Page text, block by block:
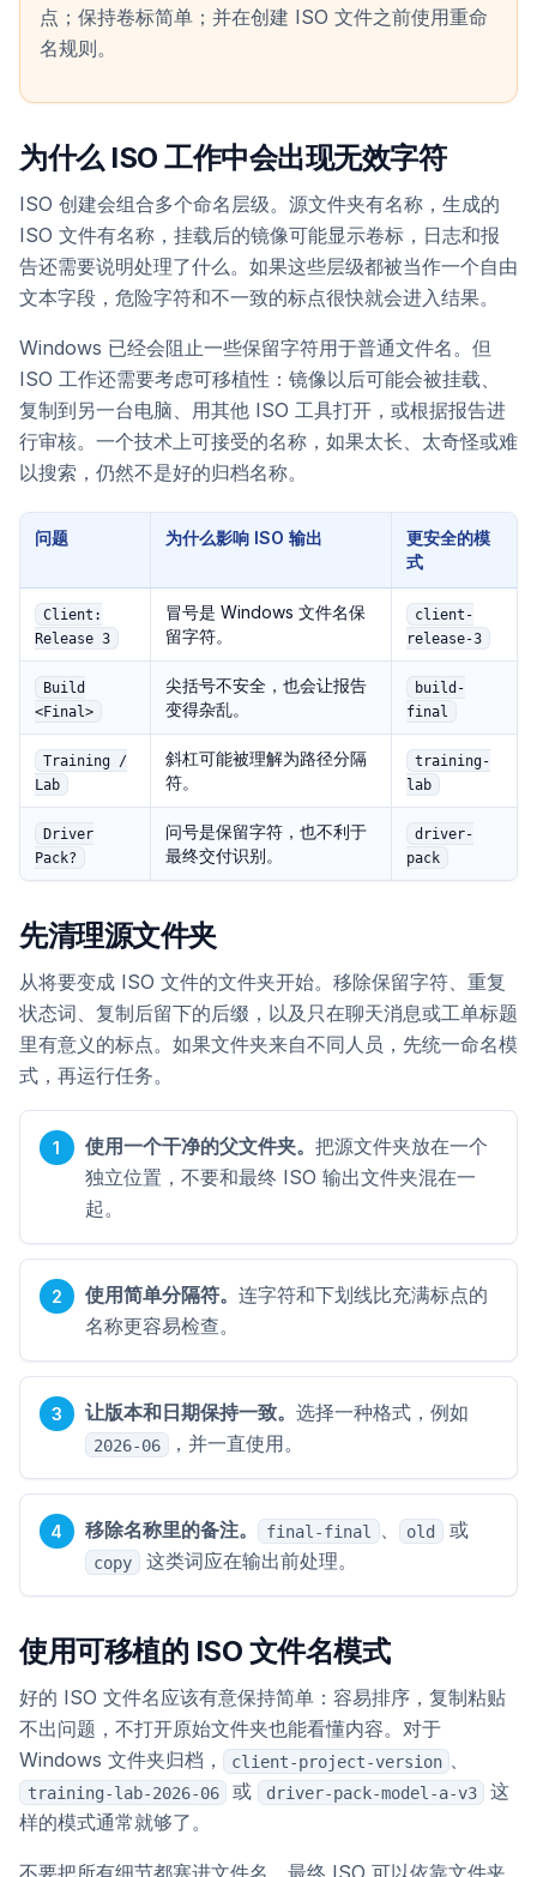
点；保持卷标简单；并在创建 ISO 文件之前使用重命
名规则。
为什么 ISO 工作中会出现无效字符
ISO 创建会组合多个命名层级。源文件夹有名称，生成的
ISO 文件有名称，挂载后的镜像可能显示卷标，日志和报
告还需要说明处理了什么。如果这些层级都被当作一个自由
文本字段，危险字符和不一致的标点很快就会进入结果。
Windows 已经会阻止一些保留字符用于普通文件名。但
ISO 工作还需要考虑可移植性：镜像以后可能会被挂载、
复制到另一台电脑、用其他 ISO 工具打开，或根据报告进
行审核。一个技术上可接受的名称，如果太长、太奇怪或难
以搜索，仍然不是好的归档名称。
问题 为什么影响 ISO 输出
更安全的模
式
Client:
Release 3
冒号是 Windows 文件名保
留字符。
client-
release-3
Build
<Final>
尖括号不安全，也会让报告
变得杂乱。
build-
final
Training /
Lab
斜杠可能被理解为路径分隔
符。
training-
lab
Driver
Pack?
问号是保留字符，也不利于
最终交付识别。
driver-
pack
先清理源文件夹
从将要变成 ISO 文件的文件夹开始。移除保留字符、重复
状态词、复制后留下的后缀，以及只在聊天消息或工单标题
里有意义的标点。如果文件夹来自不同人员，先统一命名模
式，再运行任务。
使用一个干净的父文件夹。把源文件夹放在一个
独立位置，不要和最终 ISO 输出文件夹混在一
起。
使用简单分隔符。连字符和下划线比充满标点的
名称更容易检查。
让版本和日期保持一致。选择一种格式，例如
2026-06 ，并一直使用。
移除名称里的备注。 final-final 、 old 或
copy 这类词应在输出前处理。
使用可移植的 ISO 文件名模式
好的 ISO 文件名应该有意保持简单：容易排序，复制粘贴
不出问题，不打开原始文件夹也能看懂内容。对于
Windows 文件夹归档，
client-project-version 、
training-lab-2026-06 或 driver-pack-model-a-v3
这
样的模式通常就够了。